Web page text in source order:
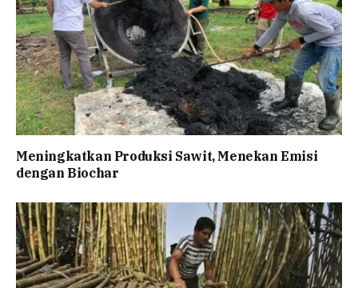
Meningkatkan Produksi Sawit, Menekan Emisi
dengan Biochar